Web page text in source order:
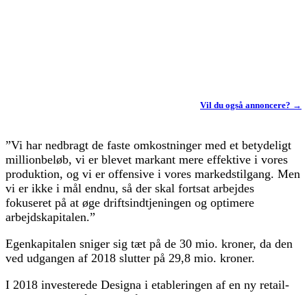
Vil du også annoncere? →
”Vi har nedbragt de faste omkostninger med et betydeligt
millionbeløb, vi er blevet markant mere effektive i vores
produktion, og vi er offensive i vores markedstilgang. Men
vi er ikke i mål endnu, så der skal fortsat arbejdes
fokuseret på at øge driftsindtjeningen og optimere
arbejdskapitalen.”
Egenkapitalen sniger sig tæt på de 30 mio. kroner, da den
ved udgangen af 2018 slutter på 29,8 mio. kroner.
I 2018 investerede Designa i etableringen af en ny retail-